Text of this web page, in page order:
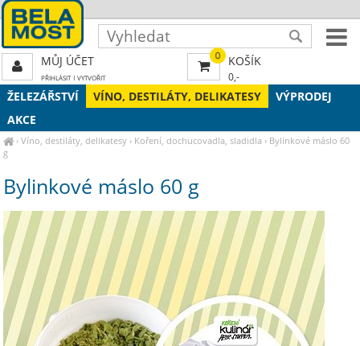
ŽELEZÁŘSTVÍ VÍNO, DESTILÁTY, DELIKATESY
VÝPRODEJ
AKCE
›Víno, destiláty, delikatesy › Koření, dochucovadla, sladidla › Bylinkové máslo 60
g
Bylinkové máslo 60 g
0 KOŠÍK
0,-
MŮJ ÚČET
PŘIHLÁSIT| VYTVOŘIT